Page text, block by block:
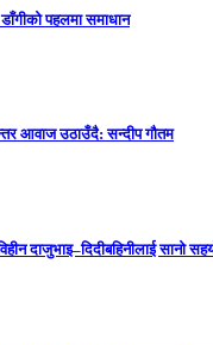
पहलमा समाधान
आवाज उठाउँदै: सन्दीप गौतम
दाजुभाइ–दिदीबहिनीलाई सानो